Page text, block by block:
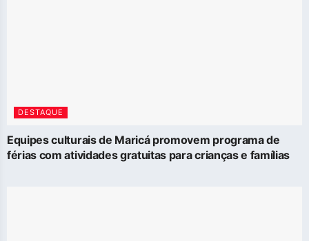
DESTAQUE
Equipes culturais de Maricá promovem programa de
férias com atividades gratuitas para crianças e famílias